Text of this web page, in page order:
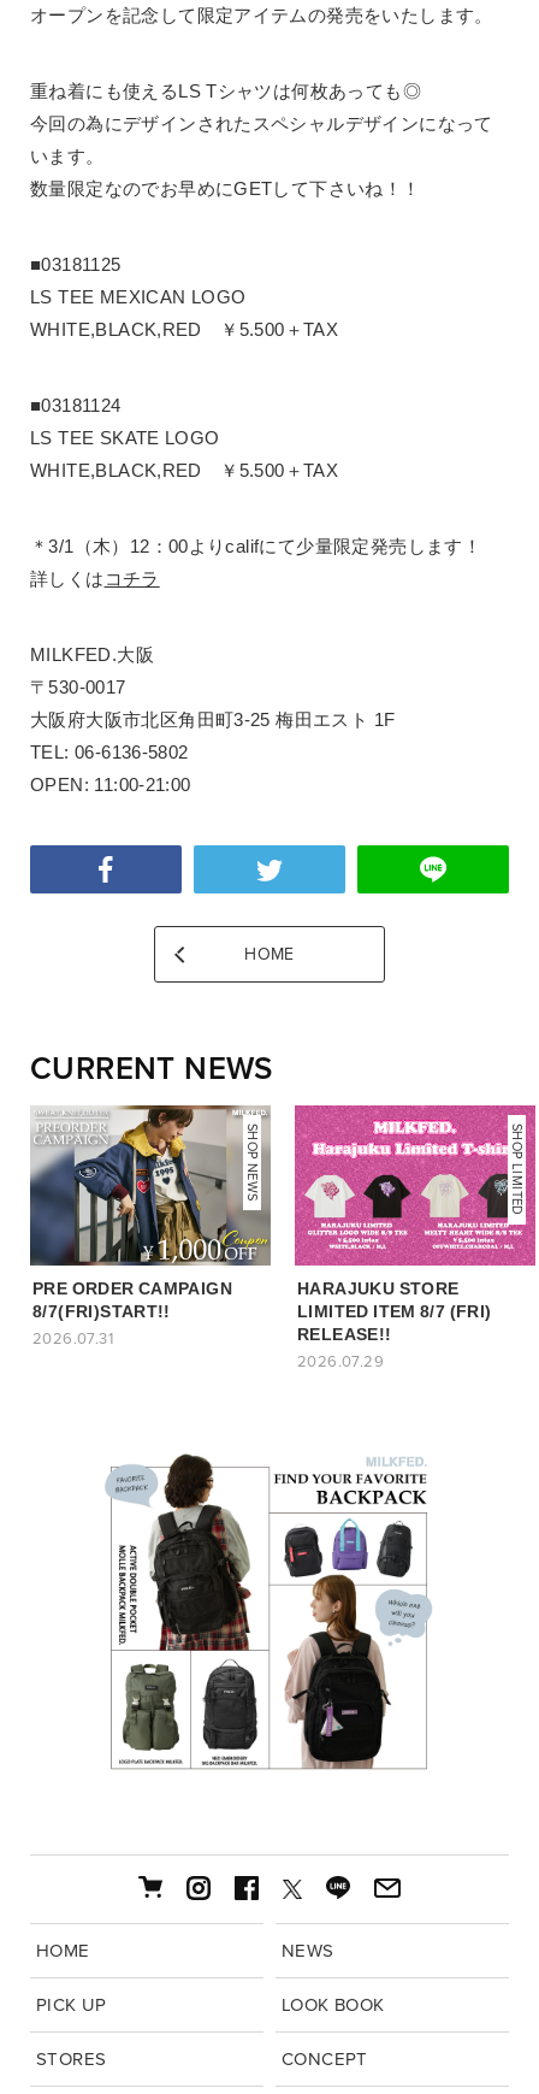
オープンを記念して限定アイテムの発売をいたします。
重ね着にも使えるLS Tシャツは何枚あっても◎
今回の為にデザインされたスペシャルデザインになって
います。
数量限定なのでお早めにGETして下さいね！！
■03181125
LS TEE MEXICAN LOGO
WHITE,BLACK,RED ￥5.500＋TAX
■03181124
LS TEE SKATE LOGO
WHITE,BLACK,RED ￥5.500＋TAX
＊3/1（木）12：00よりcalifにて少量限定発売します！
詳しくは コチラ
MILKFED.大阪
〒530-0017
大阪府大阪市北区角田町3-25 梅田エスト 1F
TEL: 06-6136-5802
OPEN: 11:00-21:00
HOME
CURRENT NEWS
NEWS
SHOP NEWS
PRE ORDER CAMPAIGN
8/7(FRI)START!!
2026.07.31
SHOP LIMITED
HARAJUKU STORE
LIMITED ITEM 8/7 (FRI)
RELEASE!!
2026.07.29
HOME NEWS
PICK UP LOOK BOOK
STORES CONCEPT